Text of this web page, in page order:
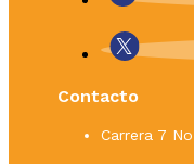
Contacto
Carrera 7